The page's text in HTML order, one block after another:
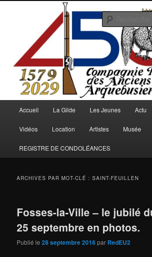
Arquebusiers.eu
Accueil La Gilde Les Jeunes Actu
Vidéos Location Artistes Musée
REGISTRE DE CONDOLÉANCES
ARCHIVES PAR MOT-CLÉ :SAINT-FEUILLEN
Fosses-la-Ville – le jubilé
25 septembre en photos.
Publié le28 septembre 2016par RedEU2